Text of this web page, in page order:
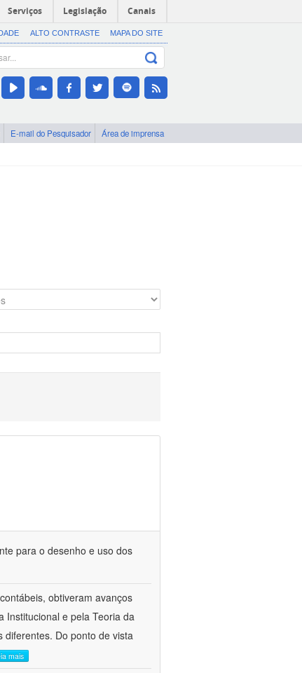
Serviços Legislação Canais
ALTO CONTRASTE MAPA DO SITE
E-mail do Pesquisador Área de imprensa
para o desenho e uso dos
obtiveram avanços
Institucional e pela Teoria da
diferentes. Do ponto de vista
mais